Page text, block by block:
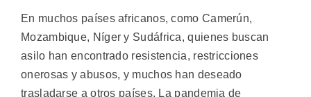
En muchos países africanos, como Camerún,
Mozambique, Níger y Sudáfrica, quienes buscan
asilo han encontrado resistencia, restricciones
onerosas y abusos, y muchos han deseado
trasladarse a otros países. La pandemia de